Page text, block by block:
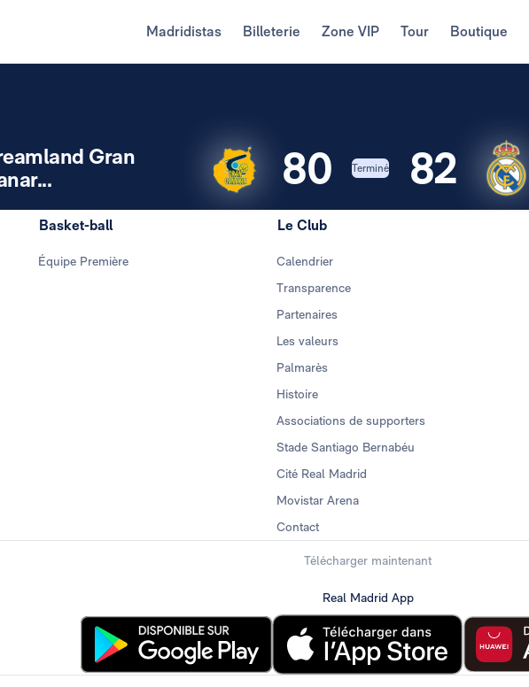
Madridistas Billeterie Zone VIP Tour Boutique
80 82
Gran
Terminé
Basket-ball
Équipe Première
Le Club
Calendrier
Transparence
Partenaires
Les valeurs
Palmarès
Histoire
Associations de supporters
Stade Santiago Bernabéu
Cité Real Madrid
Movistar Arena
Contact
Télécharger maintenant
Real Madrid App